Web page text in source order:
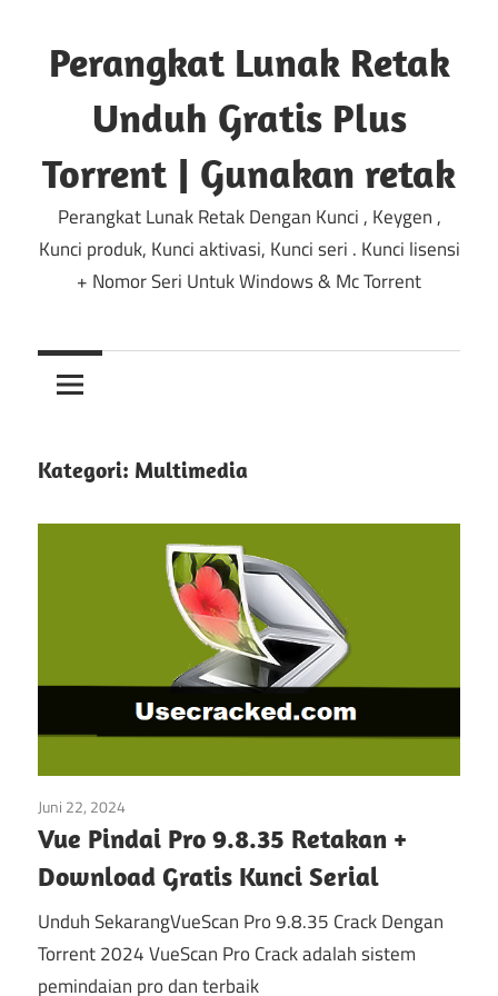
ke
konten
Perangkat Lunak Retak
Unduh Gratis Plus
Torrent | Gunakan retak
Perangkat Lunak Retak Dengan Kunci , Keygen ,
Kunci produk, Kunci aktivasi, Kunci seri . Kunci lisensi
+ Nomor Seri Untuk Windows & Mc Torrent
Kategori: Multimedia
Juni 22, 2024
Vue Pindai Pro 9.8.35 Retakan +
Download Gratis Kunci Serial
Unduh SekarangVueScan Pro 9.8.35 Crack Dengan
Torrent 2024 VueScan Pro Crack adalah sistem
pemindaian pro dan terbaik